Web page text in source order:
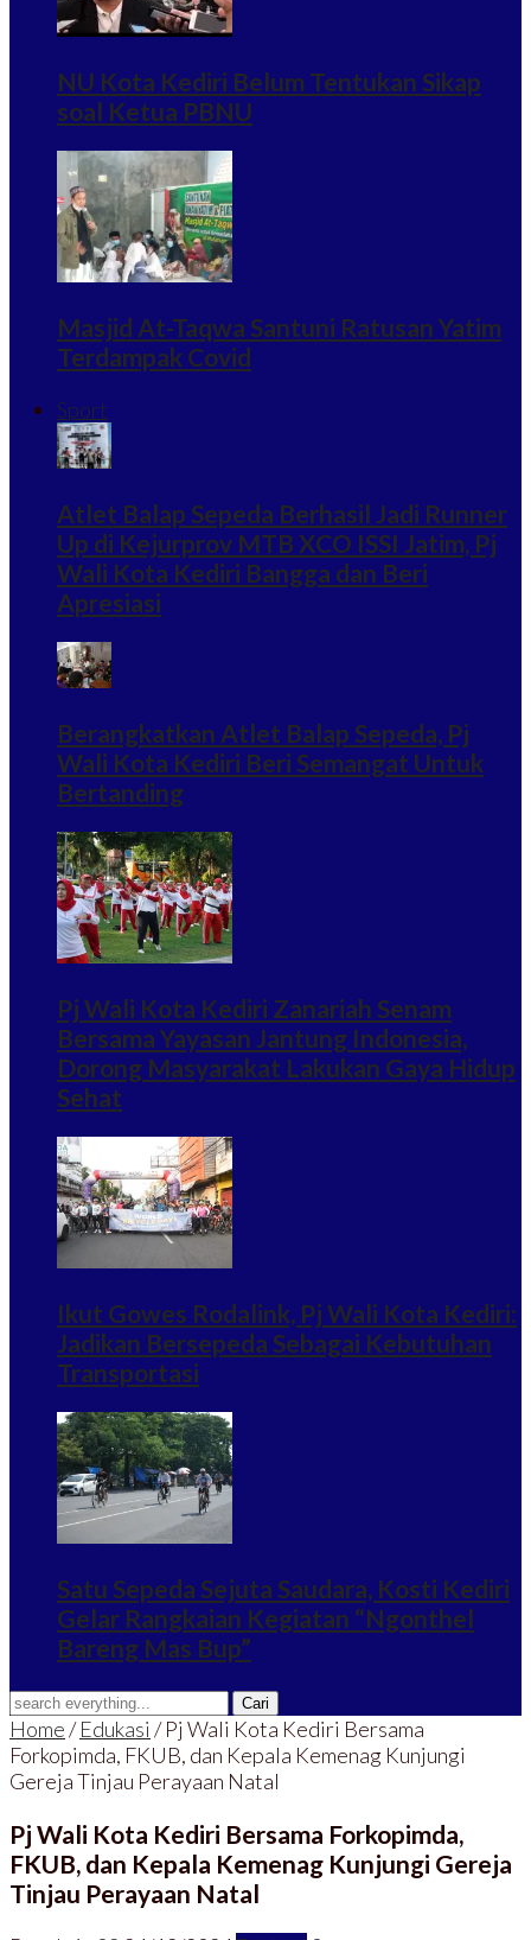
NU Kota Kediri Belum Tentukan Sikap
soal Ketua PBNU
Masjid At-Taqwa Santuni Ratusan Yatim
Terdampak Covid
Sport
Atlet Balap Sepeda Berhasil Jadi Runner
Up di Kejurprov MTB XCO ISSI Jatim, Pj
Wali Kota Kediri Bangga dan Beri
Apresiasi
Berangkatkan Atlet Balap Sepeda, Pj
Wali Kota Kediri Beri Semangat Untuk
Bertanding
Pj Wali Kota Kediri Zanariah Senam
Bersama Yayasan Jantung Indonesia,
Dorong Masyarakat Lakukan Gaya Hidup
Sehat
Ikut Gowes Rodalink, Pj Wali Kota Kediri:
Jadikan Bersepeda Sebagai Kebutuhan
Transportasi
Satu Sepeda Sejuta Saudara, Kosti Kediri
Gelar Rangkaian Kegiatan “Ngonthel
Bareng Mas Bup”
Home/Edukasi /Pj Wali Kota Kediri Bersama
Forkopimda, FKUB, dan Kepala Kemenag Kunjungi
Gereja Tinjau Perayaan Natal
Pj Wali Kota Kediri Bersama Forkopimda,
FKUB, dan Kepala Kemenag Kunjungi Gereja
Tinjau Perayaan Natal